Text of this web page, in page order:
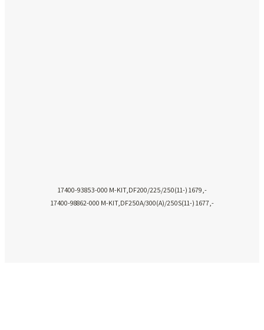
17400-93853-000 M-KIT,DF200/225/250(11-) 1679,-
17400-98862-000 M-KIT,DF250A/300(A)/250S(11-) 1677,-